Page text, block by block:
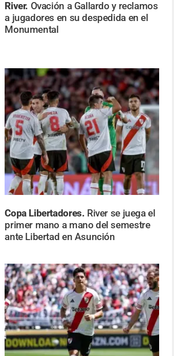
River. Ovación a Gallardo y reclamos
a jugadores en su despedida en el
Monumental
Copa Libertadores. River se juega el
primer mano a mano del semestre
ante Libertad en Asunción